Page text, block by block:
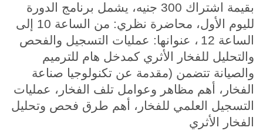
بقيمة اشتراك 300 جنيه، يشمل برنامج الدورة
لليوم الأول، محاضرة نظري: من الساعة 10 إلى
الساعة 12
، عنوانها: عمليات التسجيل والفحص
والتحليل للفخار الأثري كمدخل هام للترميم
والصيانة تتضمن (مقدمة عن تكنولوجيا صناعة
الفخار، أهم مظاهر وعوامل تلف الفخار، عمليات
التسجيل العلمي للفخار، أهم طرق فحص وتحليل
الفخار الأثري